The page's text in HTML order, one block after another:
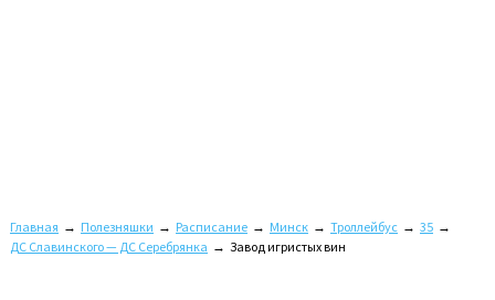
Главная → Полезняшки → Расписание → Минск → Троллейбус → 35 →
ДС Славинского — ДС Серебрянка → Завод игристых вин